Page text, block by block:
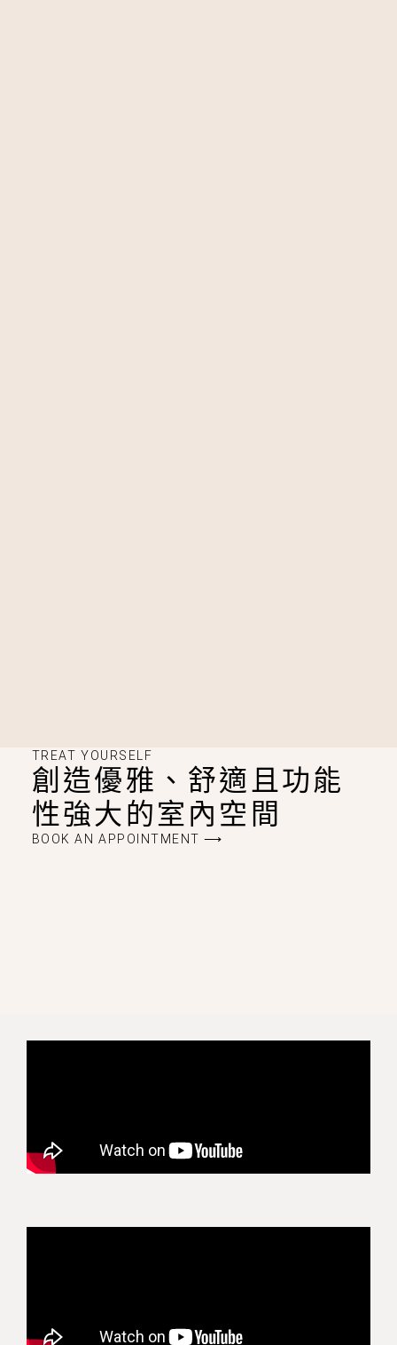
TREAT YOURSELF
創造優雅、舒適且功能
性強大的室內空間
BOOK AN APPOINTMENT ⟶